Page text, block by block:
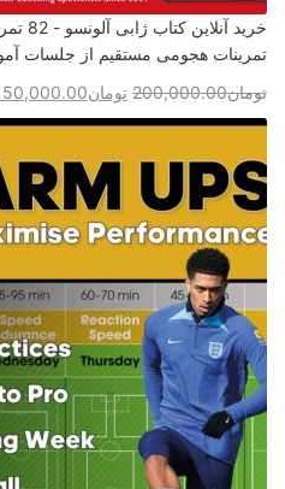
خرید
تمرینات هجومی مستقیم از جلسات
تومان200,000.00 تومان